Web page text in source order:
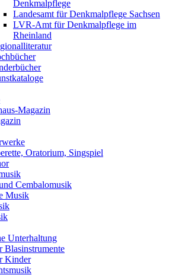
Denkmalpflege
Landesamt für Denkmalpflege Sachsen
LVR-Amt für Denkmalpflege im
Rheinland
Magazin
Oratorium, Singspiel
Cembalomusik
Musik
Unterhaltung
Blasinstrumente
Kinder